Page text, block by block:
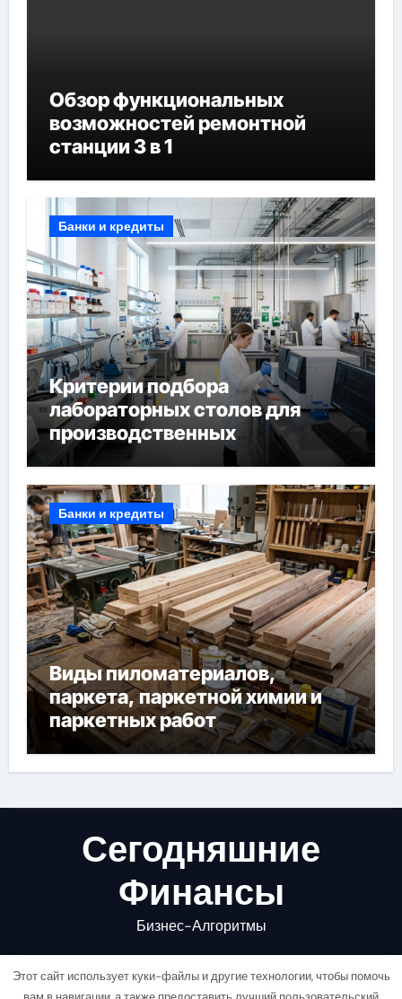
Обзор функциональных
возможностей ремонтной
станции 3 в 1
Банки и кредиты
Критерии подбора
лабораторных столов для
производственных
лабораторий
Банки и кредиты
Виды пиломатериалов,
паркета, паркетной химии и
паркетных работ
Сегодняшние
Финансы
Бизнес-Алгоритмы
Этот сайт использует куки-файлы и другие технологии, чтобы помочь